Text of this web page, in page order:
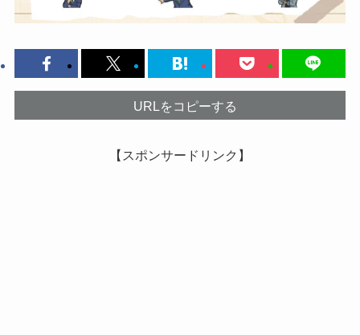
URLをコピーする
【スポンサードリンク】